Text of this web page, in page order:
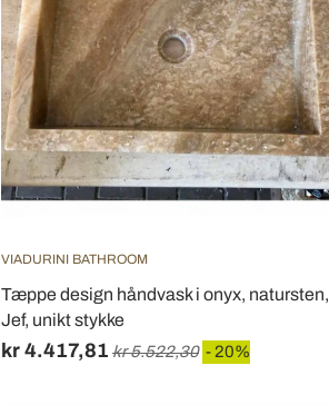
VIADURINI BATHROOM
Tæppe design håndvask i onyx, natursten,
Jef, unikt stykke
kr 4.417,81 kr 5.522,30 - 20%